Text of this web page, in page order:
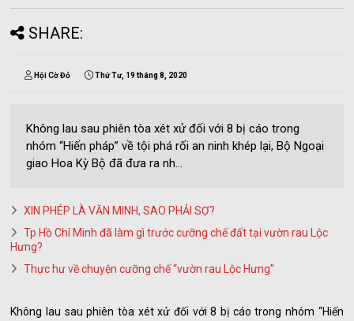
SHARE:
Hội Cờ Đỏ Thứ Tư, 19 tháng 8, 2020
Không lau sau phiên tòa xét xử đối với 8 bị cáo trong
nhóm “Hiến pháp” về tội phá rối an ninh khép lại, Bộ Ngoại
giao Hoa Kỳ Bộ đã đưa ra nh...
XIN PHÉP LÀ VĂN MINH, SAO PHẢI SỢ?
Tp Hồ Chí Minh đã làm gì trước cưỡng chế đất tại vườn rau Lộc
Hưng?
Thực hư về chuyện cưỡng chế “vườn rau Lộc Hưng”
Không lau sau phiên tòa xét xử đối với 8 bị cáo trong nhóm “Hiến